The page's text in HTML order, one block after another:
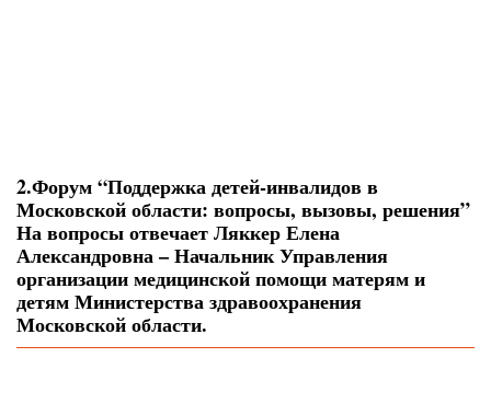
2.Форум “Поддержка детей-инвалидов в
Московской области: вопросы, вызовы, решения”
На вопросы отвечает Ляккер Елена
Александровна – Начальник Управления
организации медицинской помощи матерям и
детям Министерства здравоохранения
Московской области.